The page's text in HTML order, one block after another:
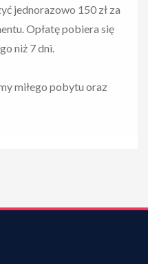
jednorazowo 150 zł za
Opłatę pobiera się
niż 7 dni.
miłego pobytu oraz